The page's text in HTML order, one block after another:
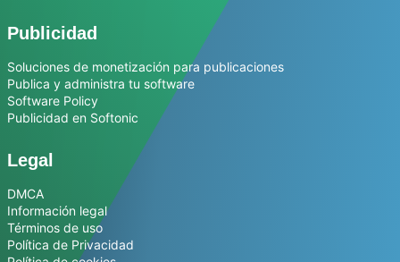
Publicidad
Soluciones de monetización para publicaciones
Publica y administra tu software
Software Policy
Publicidad en Softonic
Legal
DMCA
Información legal
Términos de uso
Política de Privacidad